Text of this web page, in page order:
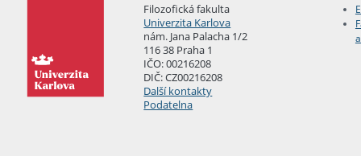
Filozofická fakulta
Univerzita Karlova
nám. Jana Palacha 1/2
116 38 Praha 1
IČO: 00216208
DIČ: CZ00216208
Další kontakty
Podatelna